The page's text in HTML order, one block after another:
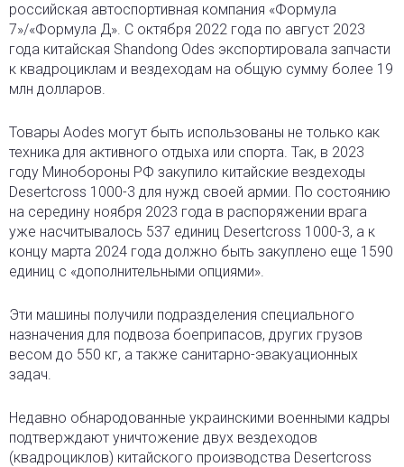
российская автоспортивная компания «Формула
7»/«Формула Д». С октября 2022 года по август 2023
года китайская Shandong Odes экспортировала запчасти
к квадроциклам и вездеходам на общую сумму более 19
млн долларов.
Товары Aodes могут быть использованы не только как
техника для активного отдыха или спорта. Так, в 2023
году Минобороны РФ закупило китайские вездеходы
Desertcross 1000-3 для нужд своей армии. По состоянию
на середину ноября 2023 года в распоряжении врага
уже насчитывалось 537 единиц Desertcross 1000-3, а к
концу марта 2024 года должно быть закуплено еще 1590
единиц с «дополнительными опциями».
Эти машины получили подразделения специального
назначения для подвоза боеприпасов, других грузов
весом до 550 кг, а также санитарно-эвакуационных
задач.
Недавно обнародованные украинскими военными кадры
подтверждают уничтожение двух вездеходов
(квадроциклов) китайского производства Desertcross